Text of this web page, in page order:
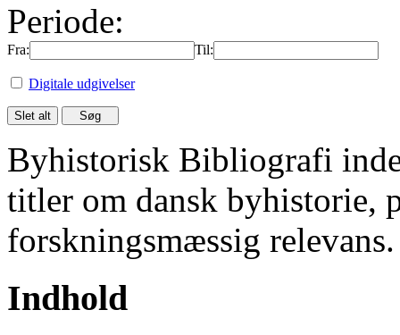
Periode:
Fra: Til:
Digitale udgivelser
Byhistorisk Bibliografi
titler om dansk byhistorie,
forskningsmæssig relevans.
Indhold